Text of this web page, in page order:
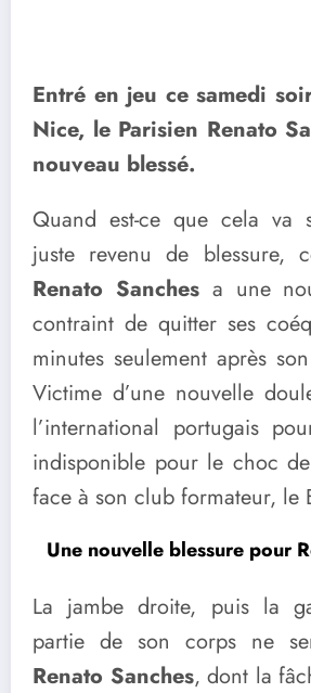
Entré en jeu ce samedi
Nice, le Parisien Renato
nouveau blessé.
Quand est-ce que cela va
juste revenu de blessure,
Renato Sanchesa une
contraint de quitter ses
minutes seulement après
Victime d’une nouvelle
l’international portugais
indisponible pour le choc
face à son club formateur, le
Une nouvelle blessure pour
La jambe droite, puis la
partie de son corps ne
Renato Sanches, dont la